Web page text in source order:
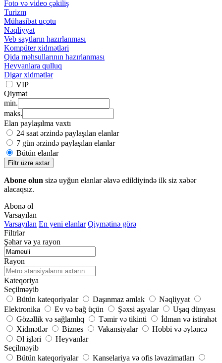
Foto və video çəkiliş
Turizm
Mühasibat uçotu
Nəqliyyat
Veb saytların hazırlanması
Kompüter xidmətləri
Qida məhsullarının hazırlanması
Heyvanlara qulluq
Digər xidmətlər
VIP
Qiymət
min.
maks.
Elan paylaşılma vaxtı
24 saat ərzində paylaşılan elanlar
7 gün ərzində paylaşılan elanlar
Bütün elanlar
Filtr üzrə axtar
Abone olun sizə uyğun elanlar əlavə edildiyində ilk siz xəbər
alacaqsız.
Abonə ol
Varsayılan
Varsayılan En yeni elanlar Qiymətinə görə
Filtrlər
Şəhər və ya rayon
Rayon
Kateqoriya
Seçilməyib
Bütün kateqoriyalar
Daşınmaz əmlak
Nəqliyyat
Elektronika
Ev və bağ üçün Şəxsi əşyalar
Uşaq dünyası
Gözəllik və sağlamlıq
Təmir və tikinti
İdman və istirahət
Xidmətlər
Biznes Vakansiyalar
Hobbi və əyləncə
Əl işləri
Heyvanlar
Seçilməyib
Bütün kateqoriyalar
Kanselariya və ofis ləvazimatları